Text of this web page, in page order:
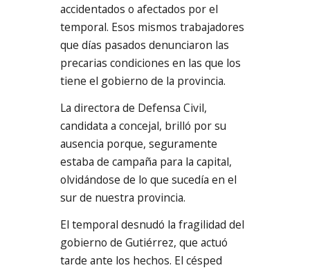
accidentados o afectados por el
temporal. Esos mismos trabajadores
que días pasados denunciaron las
precarias condiciones en las que los
tiene el gobierno de la provincia.
La directora de Defensa Civil,
candidata a concejal, brilló por su
ausencia porque, seguramente
estaba de campaña para la capital,
olvidándose de lo que sucedía en el
sur de nuestra provincia.
El temporal desnudó la fragilidad del
gobierno de Gutiérrez, que actuó
tarde ante los hechos. El césped